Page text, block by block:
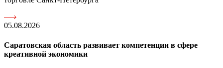
05.08.2026
Саратовская область развивает компетенции в сфере
креативной экономики